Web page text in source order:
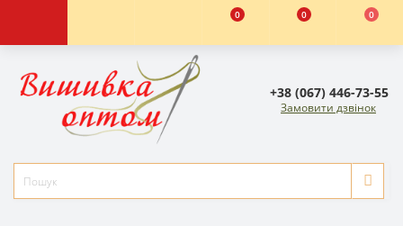
0 0 0
+38 (067) 446-73-55
Замовити дзвінок